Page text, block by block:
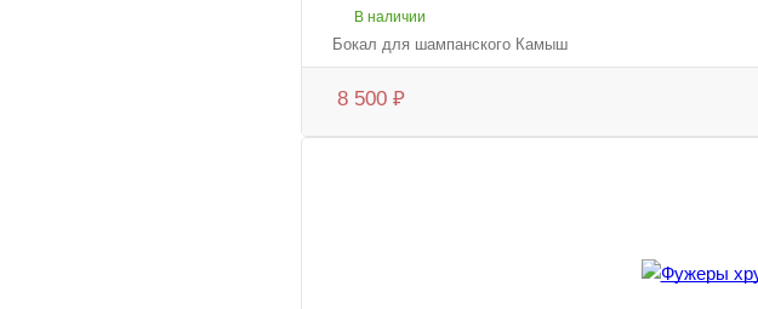
В наличии
Бокал для шампанского Камыш
8 500 ₽